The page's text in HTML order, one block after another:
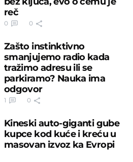
reč
0 0
Zašto instinktivno
smanjujemo radio kada
tražimo adresu ili se
parkiramo? Nauka ima
odgovor
1 0
Kineski auto-giganti gube
kupce kod kuće i kreću u
masovan izvoz ka Evropi